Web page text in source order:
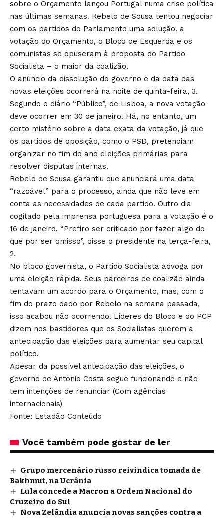
sobre o Orçamento lançou Portugal numa crise política
nas últimas semanas. Rebelo de Sousa tentou negociar
com os partidos do Parlamento uma solução. a
votação do Orçamento, o Bloco de Esquerda e os
comunistas se opuseram à proposta do Partido
Socialista – o maior da coalizão.
O anúncio da dissolução do governo e da data das
novas eleições ocorrerá na noite de quinta-feira, 3.
Segundo o diário “Público”, de Lisboa, a nova votação
deve ocorrer em 30 de janeiro. Há, no entanto, um
certo mistério sobre a data exata da votação, já que
os partidos de oposição, como o PSD, pretendiam
organizar no fim do ano eleições primárias para
resolver disputas internas.
Rebelo de Sousa garantiu que anunciará uma data
“razoável” para o processo, ainda que não leve em
conta as necessidades de cada partido. Outro dia
cogitado pela imprensa portuguesa para a votação é o
16 de janeiro. “Prefiro ser criticado por fazer algo do
que por ser omisso”, disse o presidente na terça-feira,
2.
No bloco governista, o Partido Socialista advoga por
uma eleição rápida. Seus parceiros de coalizão ainda
tentavam um acordo para o Orçamento, mas, com o
fim do prazo dado por Rebelo na semana passada,
isso acabou não ocorrendo. Líderes do Bloco e do PCP
dizem nos bastidores que os Socialistas querem a
antecipação das eleições para aumentar seu capital
político.
Apesar da possível antecipação das eleições, o
governo de Antonio Costa segue funcionando e não
tem intenções de renunciar (Com agências
internacionais)
Fonte: Estadão Conteúdo
Você também pode gostar de ler
Grupo mercenário russo reivindica tomada de
Bakhmut, na Ucrânia
Lula concede a Macron a Ordem Nacional do
Cruzeiro do Sul
Nova Zelândia anuncia novas sanções contra a